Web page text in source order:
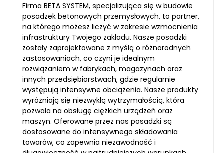
Firma BETA SYSTEM, specjalizująca się w budowie
posadzek betonowych przemysłowych, to partner,
na którego możesz liczyć w zakresie wzmocnienia
infrastruktury Twojego zakładu. Nasze posadzki
zostały zaprojektowane z myślą o różnorodnych
zastosowaniach, co czyni je idealnym
rozwiązaniem w fabrykach, magazynach oraz
innych przedsiębiorstwach, gdzie regularnie
występują intensywne obciążenia. Nasze produkty
wyróżniają się niezwykłą wytrzymałością, która
pozwala na obsługę ciężkich urządzeń oraz
maszyn. Oferowane przez nas posadzki są
dostosowane do intensywnego składowania
towarów, co zapewnia niezawodność i